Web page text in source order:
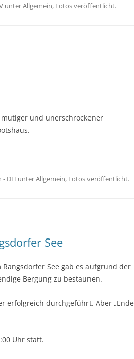
unterAllgemein, Fotosveröffentlicht.
und unerschrockener
- DH unterAllgemein, Fotosveröffentlicht.
See
See gab es aufgrund der
Bergung zu bestaunen.
erfolgreich durchgeführt. Aber „Ende
Uhr statt.